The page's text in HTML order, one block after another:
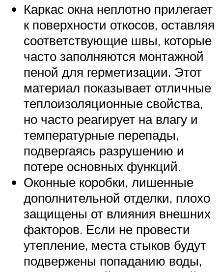
Каркас окна неплотно прилегает
к поверхности откосов, оставляя
соответствующие швы, которые
часто заполняются монтажной
пеной для герметизации. Этот
материал показывает отличные
теплоизоляционные свойства,
но часто реагирует на влагу и
температурные перепады,
подвергаясь разрушению и
потере основных функций.
Оконные коробки, лишенные
дополнительной отделки, плохо
защищены от влияния внешних
факторов. Если не провести
утепление, места стыков будут
подвержены попаданию воды,